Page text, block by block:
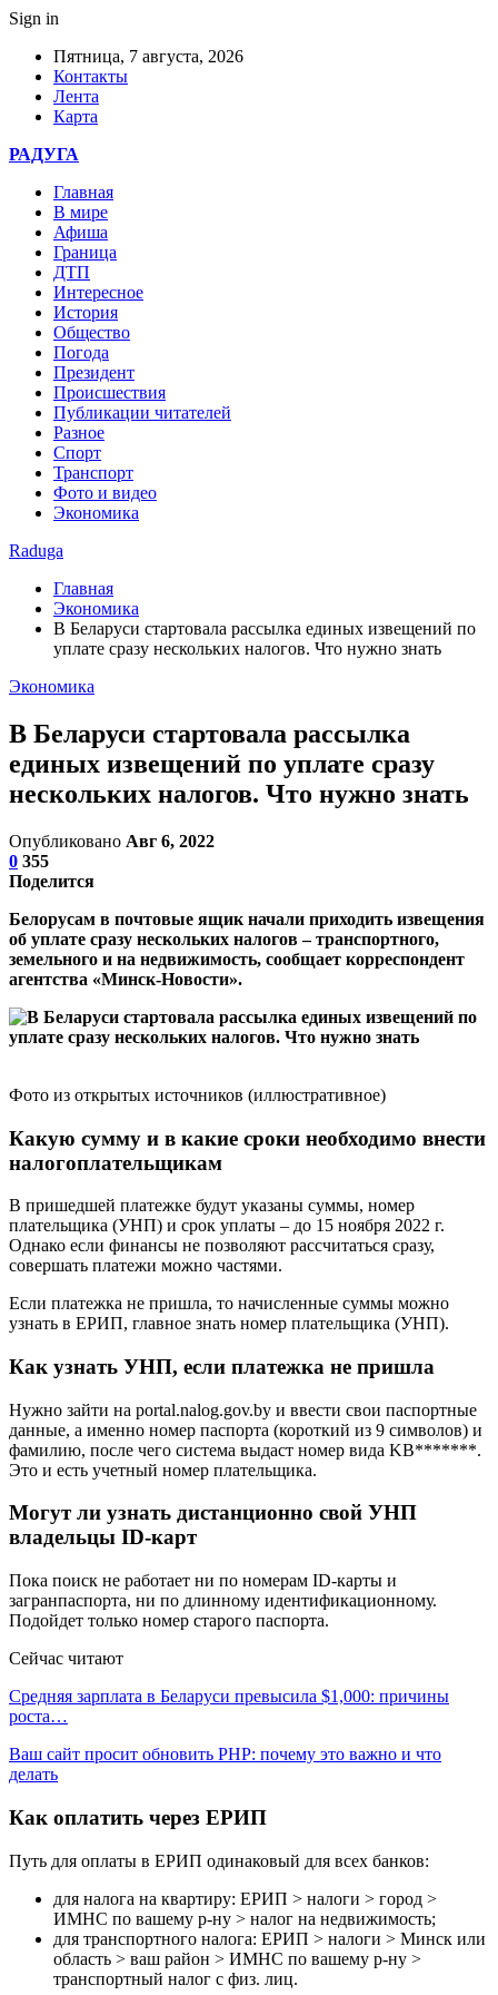
Sign in
Пятница, 7 августа, 2026
Контакты
Лента
Карта
РАДУГА
Главная
В мире
Афиша
Граница
ДТП
Интересное
История
Общество
Погода
Президент
Происшествия
Публикации читателей
Разное
Спорт
Транспорт
Фото и видео
Экономика
Raduga
Главная
Экономика
В Беларуси стартовала рассылка единых извещений по
уплате сразу нескольких налогов. Что нужно знать
Экономика
В Беларуси стартовала рассылка
единых извещений по уплате сразу
нескольких налогов. Что нужно знать
Опубликовано Авг 6, 2022
0 355
Поделится
Белорусам в почтовые ящик начали приходить извещения
об уплате сразу нескольких налогов – транспортного,
земельного и на недвижимость, сообщает корреспондент
агентства «Минск-Новости».
Фото из открытых источников (иллюстративное)
Какую сумму и в какие сроки необходимо внести
налогоплательщикам
В пришедшей платежке будут указаны суммы, номер
плательщика (УНП) и срок уплаты – до 15 ноября 2022 г.
Однако если финансы не позволяют рассчитаться сразу,
совершать платежи можно частями.
Если платежка не пришла, то начисленные суммы можно
узнать в ЕРИП, главное знать номер плательщика (УНП).
Как узнать УНП, если платежка не пришла
Нужно зайти на portal.nalog.gov.by и ввести свои паспортные
данные, а именно номер паспорта (короткий из 9 символов) и
фамилию, после чего система выдаст номер вида KB*******.
Это и есть учетный номер плательщика.
Могут ли узнать дистанционно свой УНП
владельцы ID-карт
Пока поиск не работает ни по номерам ID-карты и
загранпаспорта, ни по длинному идентификационному.
Подойдет только номер старого паспорта.
Сейчас читают
Средняя зарплата в Беларуси превысила $1,000: причины
роста…
Ваш сайт просит обновить PHP: почему это важно и что
делать
Как оплатить через ЕРИП
Путь для оплаты в ЕРИП одинаковый для всех банков:
для налога на квартиру: ЕРИП > налоги > город >
ИМНС по вашему р-ну > налог на недвижимость;
для транспортного налога: ЕРИП > налоги > Минск или
область > ваш район > ИМНС по вашему р-ну >
транспортный налог с физ. лиц.